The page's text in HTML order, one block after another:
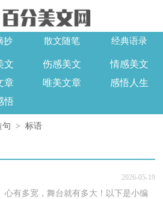
抄 散文随笔
经典语录
文 伤感美文
情感美文
章 唯美文章
感悟人生
悟
句 > 标语
2026-05-19
有多宽，舞台就有多大！以下是小编